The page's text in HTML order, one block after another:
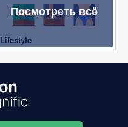
Посмотреть всё
Lifestyle